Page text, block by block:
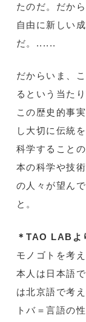
たのだ。だか
自由に新しい
だ。......
だからいま、
るという当た
この歴史的事
し大切に伝統
科学すること
本の科学や技
の人々が望ん
と。
＊TAO LABよ
モノゴトを考
本人は日本語
は北京語で考
トバ＝言語の